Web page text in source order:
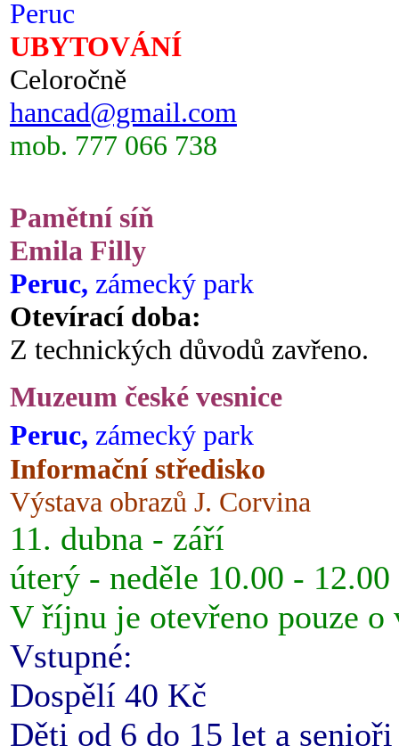
Peruc
UBYTOVÁNÍ
Celoročně
hancad@gmail.com
mob. 777 066 738
Pamětní síň
Emila Filly
Peruc, zámecký park
Otevírací doba:
Z technických důvodů zavřeno.
Muzeum české vesnice
Peruc, zámecký park
Informační středisko
Výstava obrazů J. Corvina
11. dubna - září
úterý - neděle 10.00 -
V říjnu je otevřeno pouze o
Vstupné:
Dospělí 40 Kč
Děti od 6 do 15 let a